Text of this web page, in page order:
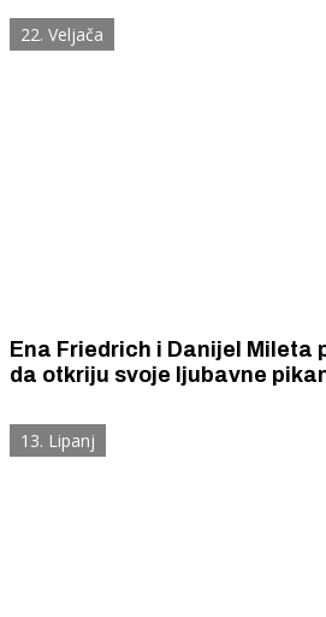
povijesti
22. Veljača
Ena Friedrich i Danijel Mileta
da otkriju svoje ljubavne
13. Lipanj